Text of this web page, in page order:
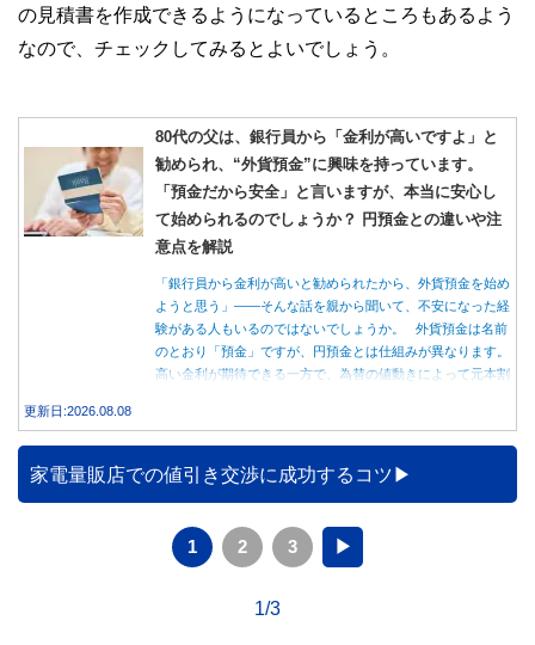
の見積書を作成できるようになっているところもあるよう
なので、チェックしてみるとよいでしょう。
80代の父は、銀行員から「金利が高いですよ」と
勧められ、“外貨預金”に興味を持っています。
「預金だから安全」と言いますが、本当に安心し
て始められるのでしょうか？ 円預金との違いや注
意点を解説
「銀行員から金利が高いと勧められたから、外貨預金を始め
ようと思う」――そんな話を親から聞いて、不安になった経
験がある人もいるのではないでしょうか。 外貨預金は名前
のとおり「預金」ですが、円預金とは仕組みが異なります。
高い金利が期待できる一方で、為替の値動きによって元本割
更新日:2026.08.08
家電量販店での値引き交渉に成功するコツ
1 2 3 ▶
1/3